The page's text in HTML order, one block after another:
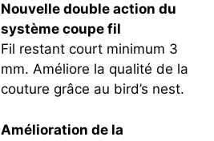
Nouvelle double action du
système coupe fil
Fil restant court minimum 3
mm. Améliore la qualité de la
couture grâce au bird’s nest.
Amélioration de la